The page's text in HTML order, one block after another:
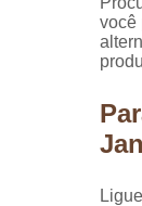
você